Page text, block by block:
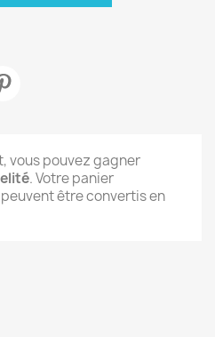
vous pouvez gagner
. Votre panier
être convertis en